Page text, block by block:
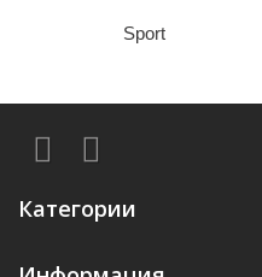
Sport
Категории